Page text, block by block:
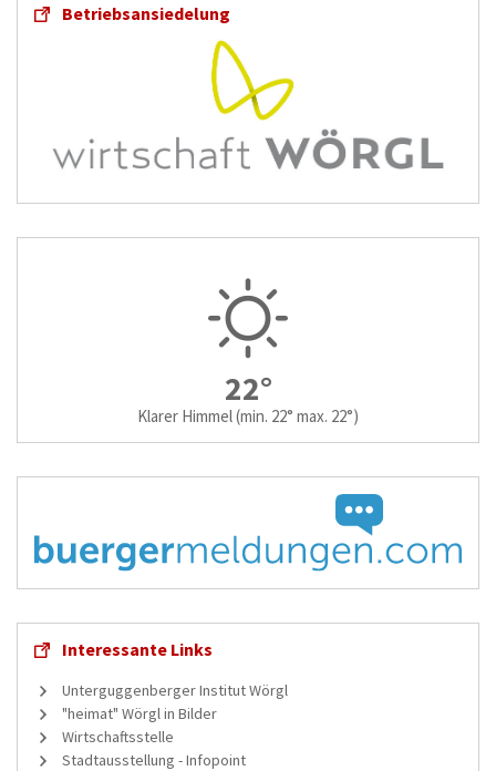
Betriebsansiedelung
22°
Klarer Himmel(min. 22° max. 22°)
Interessante Links
Unterguggenberger Institut Wörgl
"heimat" Wörgl in Bilder
Wirtschaftsstelle
Stadtausstellung - Infopoint